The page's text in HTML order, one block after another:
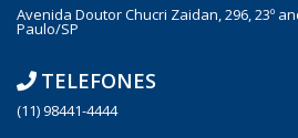
Avenida Doutor Chucri Zaidan, 296, 23º
Paulo/SP
TELEFONES
(11) 98441-4444